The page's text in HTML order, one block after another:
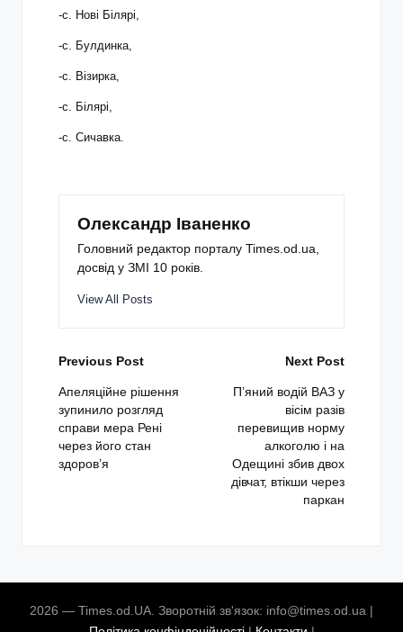
-с. Нові Білярі,
-с. Булдинка,
-с. Візирка,
-с. Білярі,
-с. Сичавка.
Олександр Іваненко
Головний редактор порталу Times.od.ua,
досвід у ЗМІ 10 років.
View All Posts
Post
navigation
Previous Post
Апеляційне рішення
зупинило розгляд
справи мера Рені
через його стан
здоров’я
Next Post
П’яний водій ВАЗ у
вісім разів
перевищив норму
алкоголю і на
Одещині збив двох
дівчат, втікши через
паркан
2026 — Times.od.UA. Зворотній зв'язок: info@times.od.ua |